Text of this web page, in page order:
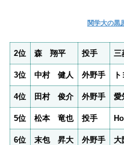
関学大の黒
2位 森 翔平 投手 三
3位 中村 健人 外野手
4位 田村 俊介 外野手 愛
5位 松本 竜也 投手
6位 末包 昇大 外野手 大